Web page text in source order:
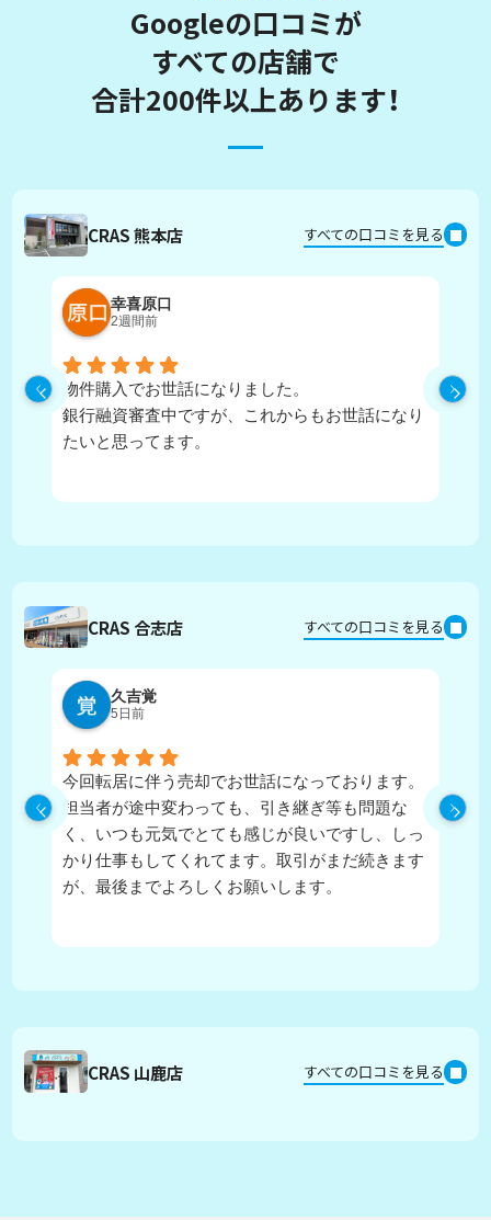
Googleの口コミが
すべての店舗で
合計200件以上あります！
CRAS 熊本店 すべての口コミを見る
幸喜原口
2週間前
物件購入でお世話になりました。
銀行融資審査中ですが、これからもお世話になり
たいと思ってます。
CRAS 合志店 すべての口コミを見る
久吉覚
5日前
今回転居に伴う売却でお世話になっております。
担当者が途中変わっても、引き継ぎ等も問題な
く、いつも元気でとても感じが良いですし、しっ
かり仕事もしてくれてます。取引がまだ続きます
が、最後までよろしくお願いします。
CRAS 山鹿店 すべての口コミを見る